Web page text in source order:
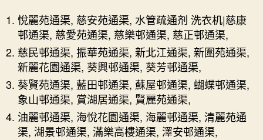
悅麗苑通渠, 慈安苑通渠, 水管疏通剂 洗衣机|慈康
邨通渠, 慈愛苑通渠, 慈樂邨通渠, 慈正邨通渠,
慈民邨通渠, 振華苑通渠, 新北江通渠, 新圍苑通渠,
新麗花園通渠, 葵興邨通渠, 葵芳邨通渠,
葵賢苑通渠, 藍田邨通渠, 蘇屋邨通渠, 蝴蝶邨通渠,
象山邨通渠, 賞湖居通渠, 賢麗苑通渠,
油麗邨通渠, 海悅花園通渠, 海麗邨通渠, 清麗苑通
渠, 湖景邨通渠, 滿樂高樓通渠, 澤安邨通渠,